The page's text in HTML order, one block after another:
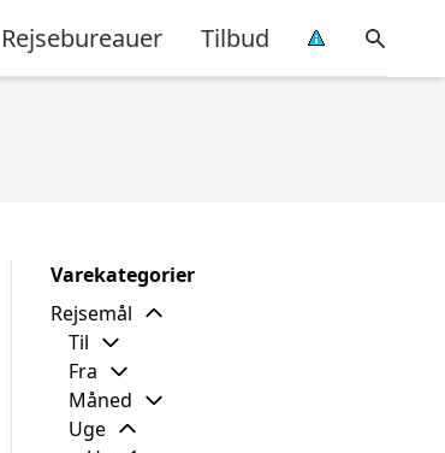
Rejsebureauer Tilbud
Varekategorier
Rejsemål
Til
Fra
Måned
Uge